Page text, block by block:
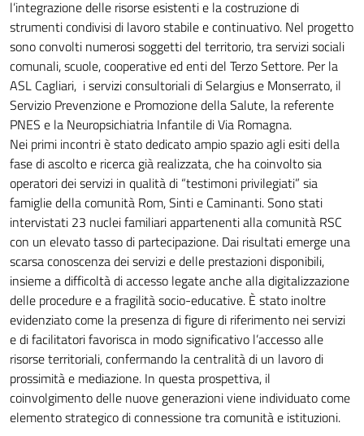
l’integrazione delle risorse esistenti e la costruzione di
strumenti condivisi di lavoro stabile e continuativo. Nel progetto
sono convolti numerosi soggetti del territorio, tra servizi sociali
comunali, scuole, cooperative ed enti del Terzo Settore. Per la
ASL Cagliari, i servizi consultoriali di Selargius e Monserrato, il
Servizio Prevenzione e Promozione della Salute, la referente
PNES e la Neuropsichiatria Infantile di Via Romagna.
Nei primi incontri è stato dedicato ampio spazio agli esiti della
fase di ascolto e ricerca già realizzata, che ha coinvolto sia
operatori dei servizi in qualità di “testimoni privilegiati” sia
famiglie della comunità Rom, Sinti e Caminanti. Sono stati
intervistati 23 nuclei familiari appartenenti alla comunità RSC
con un elevato tasso di partecipazione. Dai risultati emerge una
scarsa conoscenza dei servizi e delle prestazioni disponibili,
insieme a difficoltà di accesso legate anche alla digitalizzazione
delle procedure e a fragilità socio-educative. È stato inoltre
evidenziato come la presenza di figure di riferimento nei servizi
e di facilitatori favorisca in modo significativo l’accesso alle
risorse territoriali, confermando la centralità di un lavoro di
prossimità e mediazione. In questa prospettiva, il
coinvolgimento delle nuove generazioni viene individuato come
elemento strategico di connessione tra comunità e istituzioni.